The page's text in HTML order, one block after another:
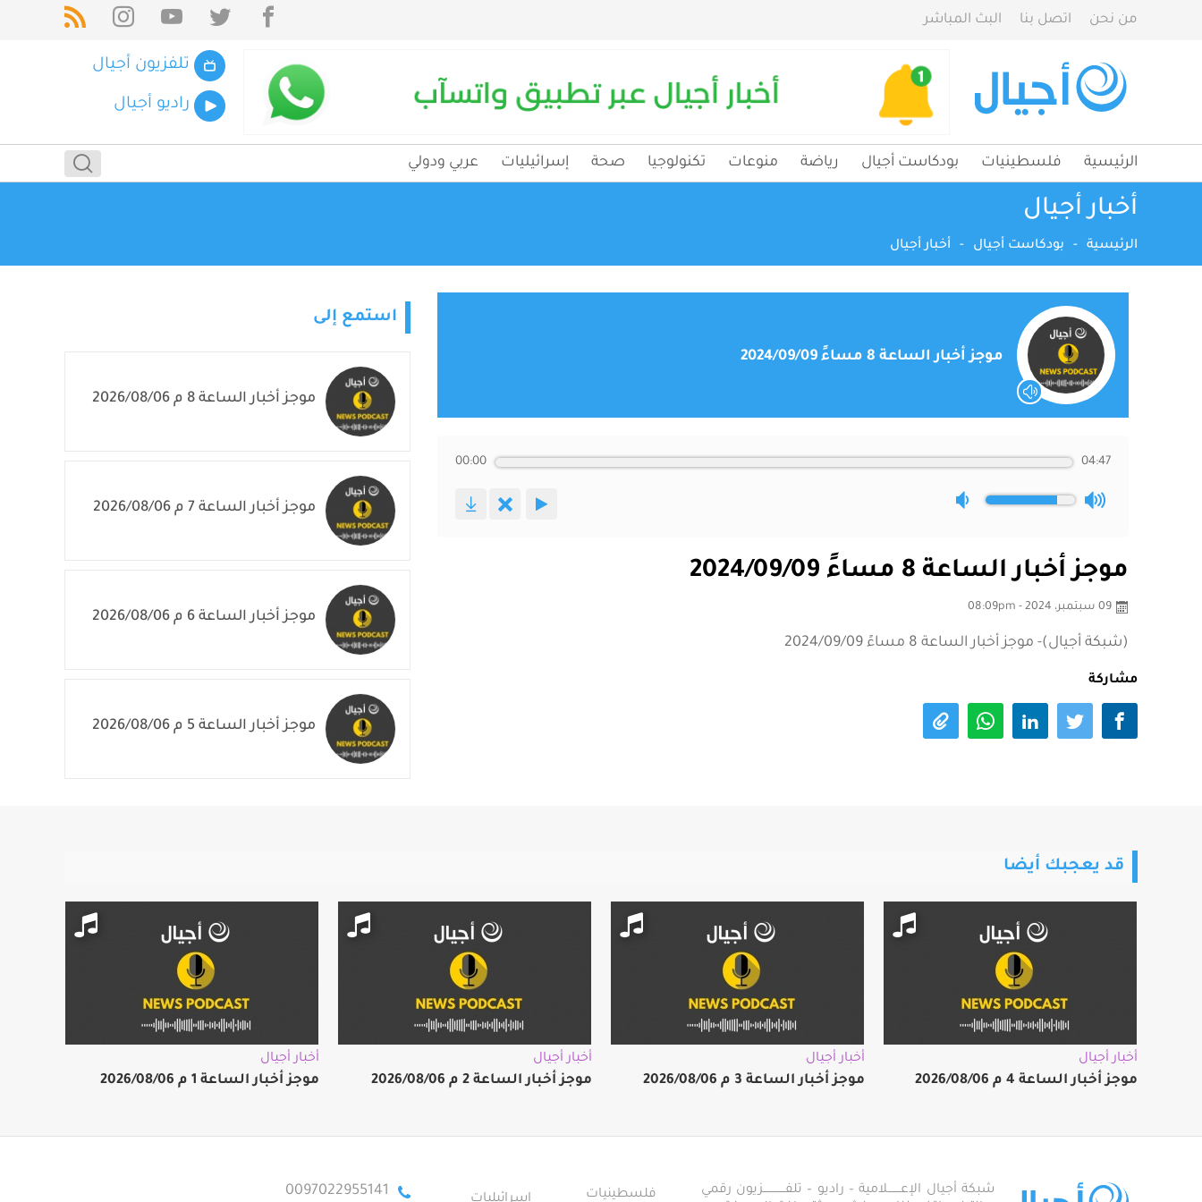
من نحن اتصل بنا البث المباشر
تلفزيون أجيال
راديو أجيال
الرئيسية فلسطينيات بودكاست أجيال رياضة منوعات تكنولوجيا صحة إسرائيليات عربي ودولي
أخبار أجيال
الرئيسية - بودكاست أجيال - أخبار أجيال
موجز أخبار الساعة 8 مساءً 2024/09/09
00:00 04:47
موجز أخبار الساعة 8 مساءً 2024/09/09
09 سبتمبر، 2024 - 08:09pm
(شبكة أجيال)- موجز أخبار الساعة 8 مساءً 2024/09/09
مشاركة
استمع إلى
موجز أخبار الساعة 8 م 2026/08/06
موجز أخبار الساعة 7 م 2026/08/06
موجز أخبار الساعة 6 م 2026/08/06
موجز أخبار الساعة 5 م 2026/08/06
قد يعجبك أيضا
أخبار أجيال
موجز أخبار الساعة 4 م 2026/08/06
أخبار أجيال
موجز أخبار الساعة 3 م 2026/08/06
أخبار أجيال
موجز أخبار الساعة 2 م 2026/08/06
أخبار أجيال
موجز أخبار الساعة 1 م 2026/08/06
شبكة أجيال الإعـــــــلامية – راديو – تلفــــــــــــزيون رقمي
فلسطينيات 0097022955141